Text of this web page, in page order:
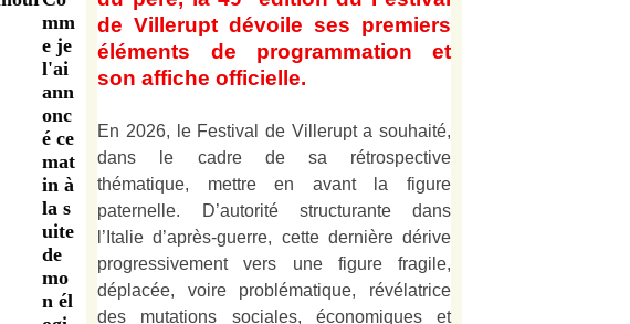
mm
e je
l'ai
ann
onc
é ce
mat
in à
la s
uite
de
mo
n él
de Villerupt dévoile ses premiers
éléments de programmation et
son affiche officielle.
En 2026, le Festival de Villerupt a souhaité,
dans le cadre de sa rétrospective
thématique, mettre en avant la figure
paternelle. D’autorité structurante dans
l’Italie d’après-guerre, cette dernière dérive
progressivement vers une figure fragile,
déplacée, voire problématique, révélatrice
des mutations sociales, économiques et